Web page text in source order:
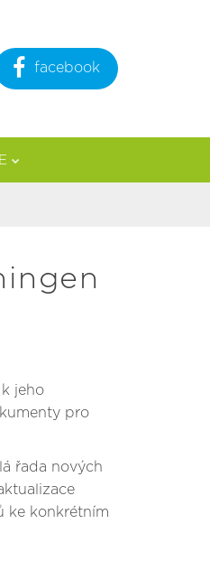
facebook
jeho
pro
řada nových
ke konkrétním